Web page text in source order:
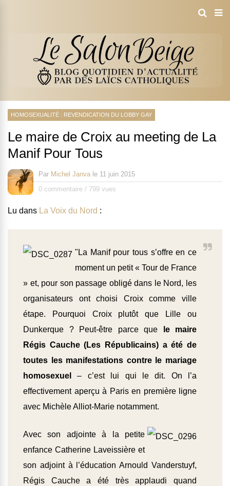
HOMOSEXUALITÉ : REVENDICATION DU LOBBY GAY
Le maire de Croix au meeting de La
Manif Pour Tous
Par Michel Janva le 11 juin 2015
0 commentaire / 799 vues
Lu dans La Voix du Nord :
"La Manif pour tous s’offre en ce
moment un petit « Tour de France
» et, pour son passage obligé dans le Nord, les
organisateurs ont choisi Croix comme ville
étape. Pourquoi Croix plutôt que Lille ou
Dunkerque ? Peut-être parce que le maire
Régis Cauche (Les Républicains) a été de
toutes les manifestations contre le mariage
homosexuel
– c’est lui qui le dit. On l’a
effectivement aperçu à Paris en première ligne
avec Michèle Alliot-Marie notamment.
Avec son adjointe à la petite
enfance Catherine Laveissière et
son adjoint à l’éducation Arnould Vanderstuyf,
Régis Cauche a été très applaudi quand